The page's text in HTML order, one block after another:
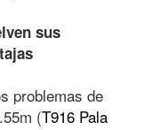
sus
problemas de
(T916 Pala